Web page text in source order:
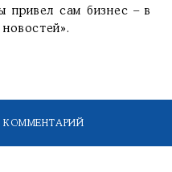
привел сам бизнес – в
КОММЕНТАРИЙ